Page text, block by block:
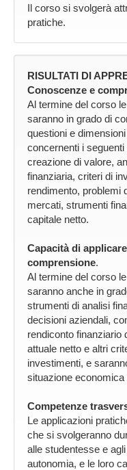
Il corso si svolgerà
pratiche.
RISULTATI DI
Conoscenze e
Al termine del corso
saranno in grado di
questioni e
concernenti i
creazione di valore,
finanziaria, criteri di
rendimento, problemi
mercati, strumenti
capitale netto.
Capacità di
comprensione.
Al termine del corso
saranno anche in
strumenti di analisi
decisioni aziendali,
rendiconto finanziario
attuale netto e altri
investimenti, e
situazione
Competenze
Le applicazioni
che si svolgeranno
alle studentesse e
autonomia, e le loro